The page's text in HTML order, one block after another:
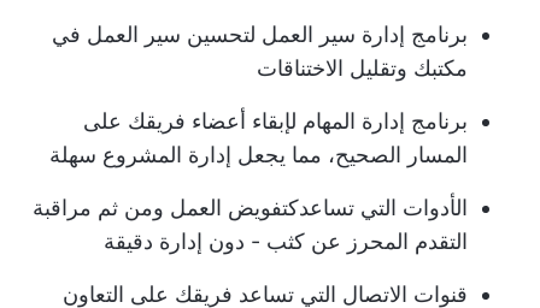
برنامج إدارة سير العمل لتحسين سير العمل في
مكتبك وتقليل الاختناقات
برنامج إدارة المهام لإبقاء أعضاء فريقك على
المسار الصحيح، مما يجعل إدارة المشروع سهلة
الأدوات التي تساعدكتفويض العمل ومن ثم مراقبة
التقدم المحرز عن كثب - دون إدارة دقيقة
قنوات الاتصال التي تساعد فريقك على التعاون